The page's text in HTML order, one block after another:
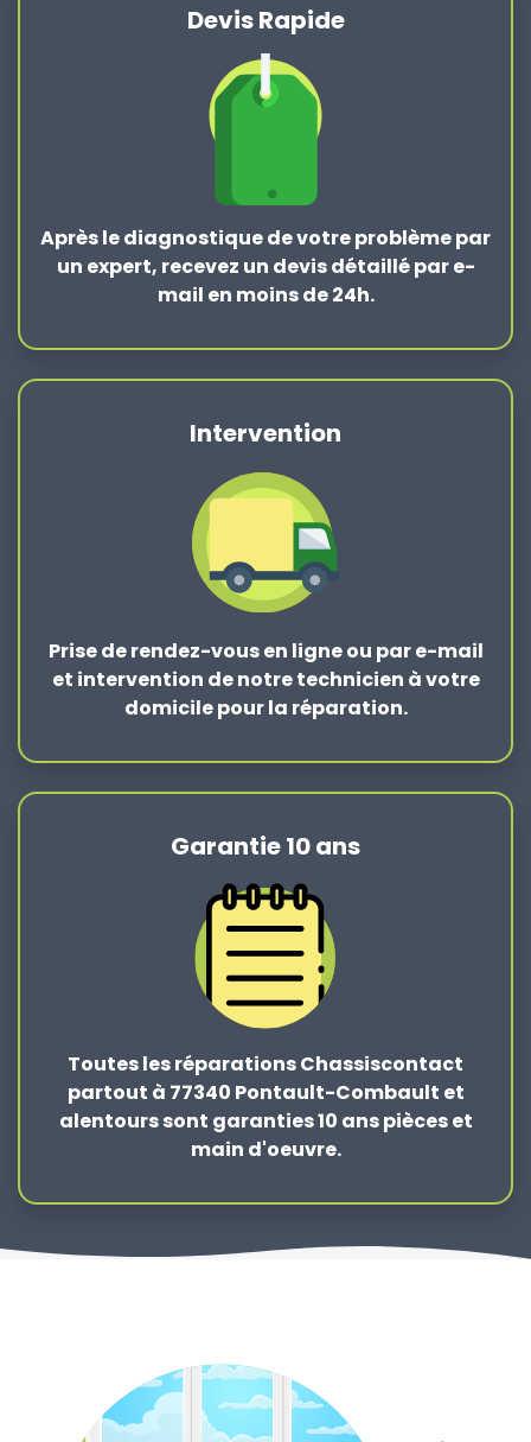
Devis Rapide
Après lediagnostique de votre problèmepar
un expert, recevez un devis détaillé par e-
mail en moins de 24h.
Intervention
Prise de rendez-vous en ligne ou par e-mail
et intervention de notre technicien à votre
domicile pour la réparation.
Garantie 10 ans
Toutes les réparations Chassiscontact
partout à 77340 Pontault-Combault et
alentours sont garanties 10 ans pièces et
main d'oeuvre.